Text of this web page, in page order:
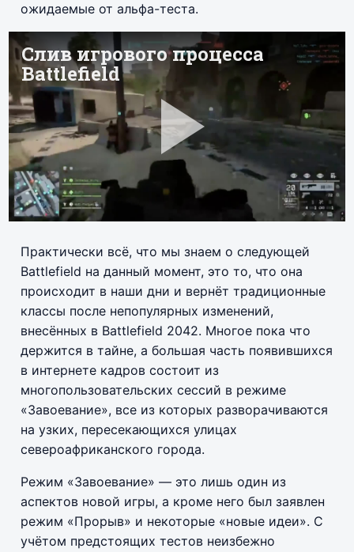
ожидаемые от альфа-теста.
Практически всё, что мы знаем о следующей
Battlefield на данный момент, это то, что она
происходит в наши дни и вернёт традиционные
классы после непопулярных изменений,
внесённых в Battlefield 2042. Многое пока что
держится в тайне, а большая часть появившихся
в интернете кадров состоит из
многопользовательских сессий в режиме
«Завоевание», все из которых разворачиваются
на узких, пересекающихся улицах
североафриканского города.
Режим «Завоевание» — это лишь один из
аспектов новой игры, а кроме него был заявлен
режим «Прорыв» и некоторые «новые идеи». С
учётом предстоящих тестов неизбежно